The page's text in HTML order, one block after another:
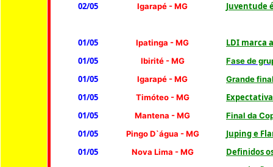
02/05 Igarapé - MG Juventude
01/05 Ipatinga - MG
LDI marca
01/05
Ibirité - MG Fase de
01/05 Igarapé - MG Grande
01/05 Timóteo- MG
01/05
Mantena - MG Final da
01/05 Pingo D`água - MG
Juping e
01/05
Nova Lima - MG
Definidos